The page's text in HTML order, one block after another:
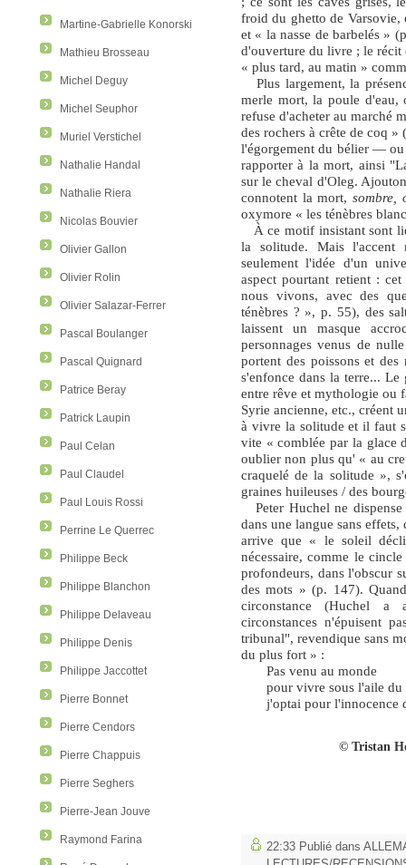
Martine-Gabrielle Konorski
Mathieu Brosseau
Michel Deguy
Michel Seuphor
Muriel Verstichel
Nathalie Handal
Nathalie Riera
Nicolas Bouvier
Olivier Gallon
Olivier Rolin
Olivier Salazar-Ferrer
Pascal Boulanger
Pascal Quignard
Patrice Beray
Patrick Laupin
Paul Celan
Paul Claudel
Paul Louis Rossi
Perrine Le Querrec
Philippe Beck
Philippe Blanchon
Philippe Delaveau
Philippe Denis
Philippe Jaccottet
Pierre Bonnet
Pierre Cendors
Pierre Chappuis
Pierre Seghers
Pierre-Jean Jouve
Raymond Farina
froid du ghetto de
et « la nasse de barbelés »
d'ouverture du livre ; le récit
« plus tard, au matin »
Plus largement, la
merle mort, la poule d'eau,
refuse d'acheter au marché
des rochers à crête de coq
l'égorgement du bélier — ou
rapporter à la mort, ainsi
sur le cheval d'Oleg.
connotent la mort,sombre,
oxymore « les ténèbres
À ce motif insistant sont
la solitude. Mais l'accent
seulement l'idée d'un
aspect pourtant retient :
nous vivons, avec des
ténèbres ? », p. 55), des
laissent un masque
personnages venus de
portent des poissons et
s'enfonce dans la terre...
entre rêve et mythologie ou
Syrie ancienne, etc., créent
à vivre la solitude et il faut
vite « comblée par la glace
oublier non plus qu' « au
craquelé de la solitude »,
graines huileuses / des
Peter Huchel ne
dans une langue sans
arrive que « le soleil
nécessaire, comme le
profondeurs, dans l'obscur
des mots » (p. 147).
circonstance (Huchel a
circonstances n'épuisent
tribunal", revendique sans
du plus fort » :
Pas venu au monde
pour vivre sous l'aile
j'optai pour l'innocence
© Tristan
22:33 Publié dans